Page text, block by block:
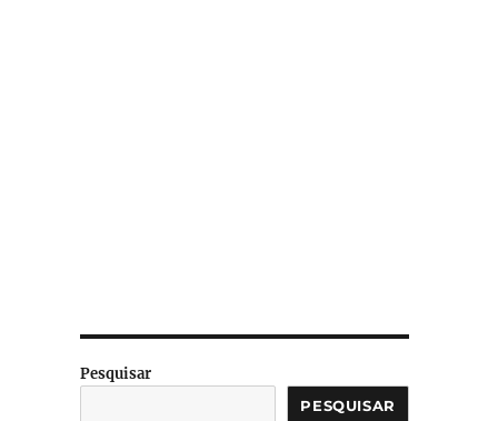
Pesquisar
PESQUISAR